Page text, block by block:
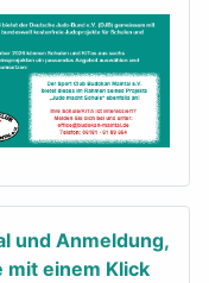
und Anmeldung,
mit einem Klick